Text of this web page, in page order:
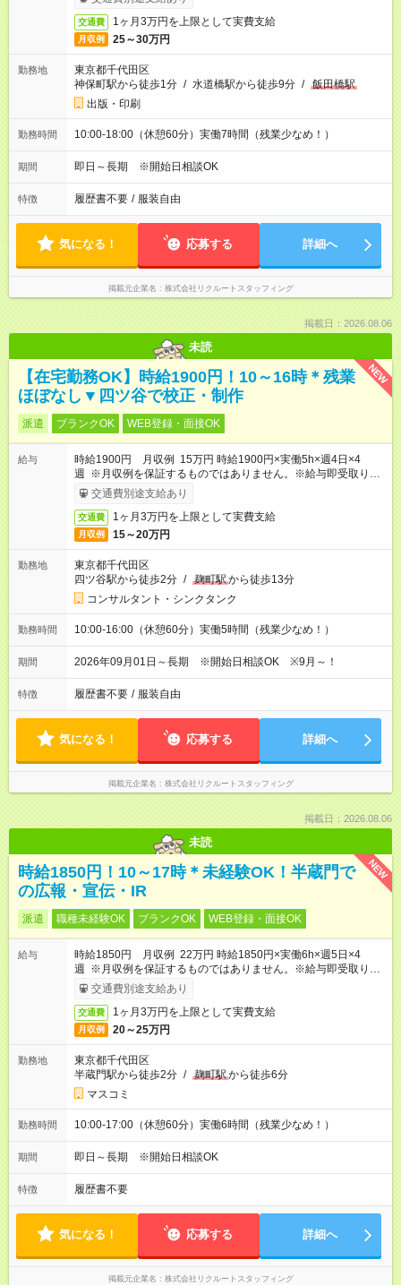
交通費 1ヶ月3万円を上限として実費支給
月収例 25～30万円
勤務地
東京都千代田区
神保町駅から徒歩1分 / 水道橋駅から徒歩9分 / 飯田橋駅
出版・印刷
勤務時間 10:00-18:00（休憩60分）実働7時間（残業少なめ！）
期間 即日～長期 ※開始日相談OK
特徴 履歴書不要 / 服装自由
気になる！ 応募する 詳細へ
掲載元企業名 株式会社リクルートスタッフィング
掲載日：2026.08.06
未読
NEW
【在宅勤務OK】時給1900円！10～16時＊残業
ほぼなし▼四ツ谷で校正・制作
派遣 ブランクOK WEB登録・面接OK
給与
時給1900円 月収例 15万円 時給1900円×実働5h×週4日×4
週 ※月収例を保証するものではありません。※給与即受取りサ
ービス利用可（利用条件有）
交通費別途支給あり
交通費 1ヶ月3万円を上限として実費支給
月収例 15～20万円
勤務地
東京都千代田区
四ツ谷駅から徒歩2分 / 麹町駅から徒歩13分
コンサルタント・シンクタンク
勤務時間 10:00-16:00（休憩60分）実働5時間（残業少なめ！）
期間 2026年09月01日～長期 ※開始日相談OK ※9月～！
特徴 履歴書不要 / 服装自由
気になる！ 応募する 詳細へ
掲載元企業名 株式会社リクルートスタッフィング
掲載日：2026.08.06
未読
NEW
時給1850円！10～17時＊未経験OK！半蔵門で
の広報・宣伝・IR
派遣 職種未経験OK ブランクOK WEB登録・面接OK
給与
時給1850円 月収例 22万円 時給1850円×実働6h×週5日×4
週 ※月収例を保証するものではありません。※給与即受取りサ
ービス利用可（利用条件有）
交通費別途支給あり
交通費 1ヶ月3万円を上限として実費支給
月収例 20～25万円
勤務地
東京都千代田区
半蔵門駅から徒歩2分 / 麹町駅から徒歩6分
マスコミ
勤務時間 10:00-17:00（休憩60分）実働6時間（残業少なめ！）
期間 即日～長期 ※開始日相談OK
特徴 履歴書不要
気になる！ 応募する 詳細へ
掲載元企業名 株式会社リクルートスタッフィング